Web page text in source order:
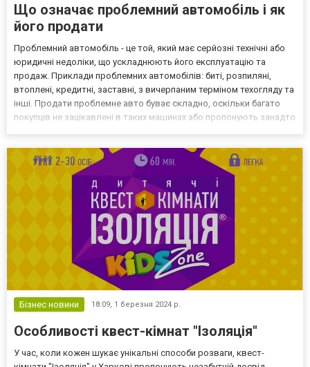
Що означає проблемний автомобіль і як
його продати
Проблемний автомобіль - це той, який має серйозні технічні або
юридичні недоліки, що ускладнюють його експлуатацію та
продаж. Приклади проблемних автомобілів: биті, розпиляні,
втоплені, кредитні, заставні, з вичерпаним терміном техогляду та
інші. Продати проблемне авто буває складно, оскільки багато
покупців не зацікавлені в таких машинах або пропонують занадто
Бізнес новини 18:09, 1 березня 2024 р.
Особливості квест-кімнат "Ізоляція"
У час, коли кожен шукає унікальні способи розваги, квест-